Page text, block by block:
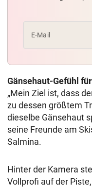
E-Mail
Gänsehaut-Gefühl
„Mein Ziel ist, dass
zu dessen größtem
dieselbe Gänsehaut
seine Freunde am
Salmina.
Hinter der Kamera
Vollprofi auf der